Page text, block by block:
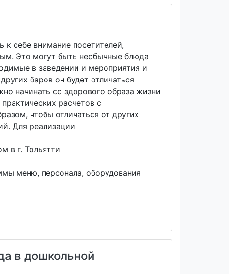
к себе внимание посетителей,
Это могут быть необычные блюда
в заведении и мероприятия и
баров он будет отличаться
начинать со здорового образа жизни
расчетов с
чтобы отличаться от других
Для реализации
в г. Тольятти
меню, персонала, оборудования
в дошкольной